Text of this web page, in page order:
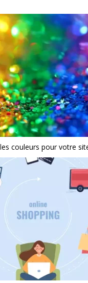
couleurs pour votre